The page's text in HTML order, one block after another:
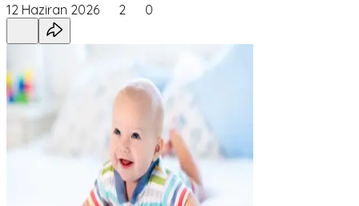
12 Haziran 2026 2 0